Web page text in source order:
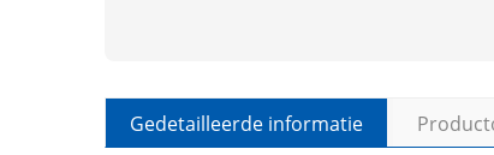
Gedetailleerde informatie